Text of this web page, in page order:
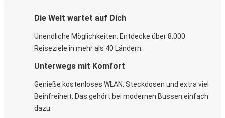
Die Welt wartet auf Dich
Unendliche Möglichkeiten: Entdecke über 8.000
Reiseziele in mehr als 40 Ländern.
Unterwegs mit Komfort
Genieße kostenloses WLAN, Steckdosen und extra viel
Beinfreiheit. Das gehört bei modernen Bussen einfach
dazu.